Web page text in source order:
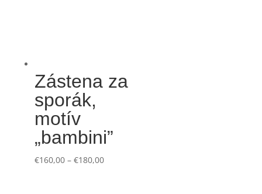
Zástena za
sporák,
motív
„bambini”
€160,00– €180,00